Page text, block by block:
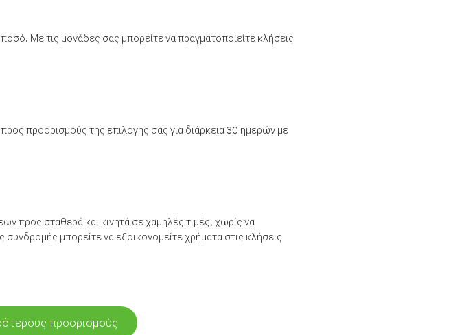
Με τις μονάδες σας μπορείτε να πραγματοποιείτε κλήσεις
προορισμούς της επιλογής σας για διάρκεια 30 ημερών με
προς σταθερά και κινητά σε χαμηλές τιμές, χωρίς να
μπορείτε να εξοικονομείτε χρήματα στις κλήσεις
προορισμούς